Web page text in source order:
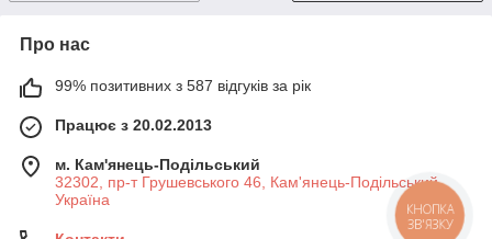
Про нас
99% позитивних з 587 відгуків за рік
Працює з 20.02.2013
м. Кам'янець-Подільський
32302, пр-т Грушевського 46, Кам'янець-Подільський,
Україна
КНОПКА
ЗВ'ЯЗКУ